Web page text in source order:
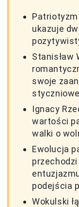
Patriotyzm
ukazuje
Stanisław
swoje
Ignacy
wartości
walki o
Ewolucja
podejścia
Wokulski